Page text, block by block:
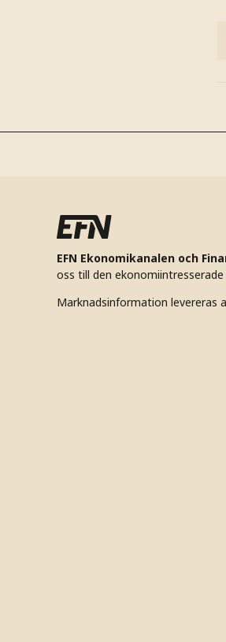
EFN Ekonomikanalen och
oss till den
Marknadsinformation levereras